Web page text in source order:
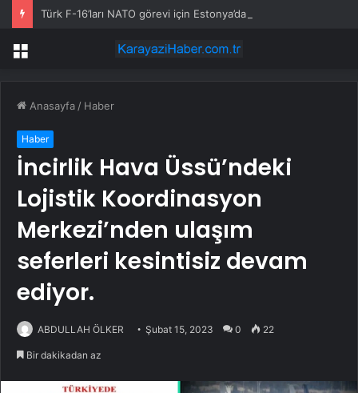
Menü
Anasayfa / Haber
Haber
İncirlik Hava Üssü’ndeki
Lojistik Koordinasyon
Merkezi’nden ulaşım
seferleri kesintisiz devam
ediyor.
ABDULLAH ÖLKER Şubat 15, 2023 0 22
Bir dakikadan az